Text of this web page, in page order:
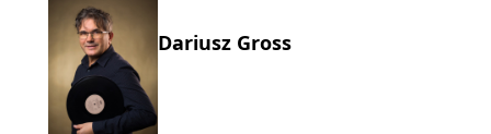
Dariusz Gross